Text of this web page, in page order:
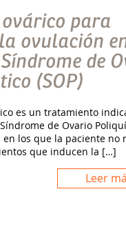
para
ovulación
de
(SOP)
es un tratamiento
de Ovario
en los que la paciente no
que inducen la […]
Leer